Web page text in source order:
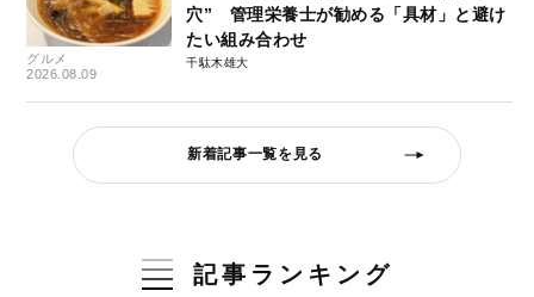
グルメ
2026.08.09
穴” 管理栄養士が勧める「具材」と避け
たい組み合わせ
千駄木雄大
新着記事一覧を見る
記事ランキング